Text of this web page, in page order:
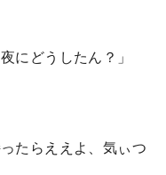
にどうしたん？」
たらええよ、気ぃつ